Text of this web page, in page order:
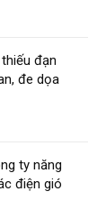
đạn
đe dọa
ty năng
điện gió